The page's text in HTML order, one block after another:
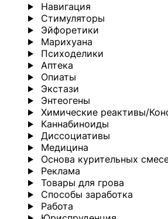
Навигация
Стимуляторы
Эйфоретики
Марихуана
Психоделики
Аптека
Опиаты
Экстази
Энтеогены
Химические реактивы/
Каннабиноиды
Диссоциативы
Медицина
Основа курительных
Реклама
Товары для грова
Способы заработка
Работа